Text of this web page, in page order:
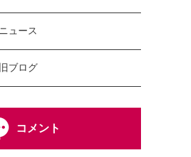
ニュース
旧ブログ
コメント